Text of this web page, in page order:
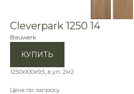
Cleverpark 1250 14
Bauwerk
КУПИТЬ
1250х100х9,5, в уп. 2м2
Цена по запросу